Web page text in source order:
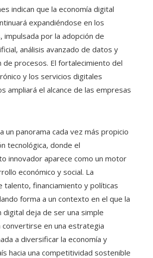
indican que la economía digital
expandiéndose en los
impulsada por la adopción de
análisis avanzado de datos y
de procesos. El fortalecimiento del
y los servicios digitales
ampliará el alcance de las empresas
un panorama cada vez más propicio
tecnológica, donde el
innovador aparece como un motor
económico y social. La
talento, financiamiento y políticas
forma a un contexto en el que la
digital deja de ser una simple
convertirse en una estrategia
a diversificar la economía y
hacia una competitividad sostenible